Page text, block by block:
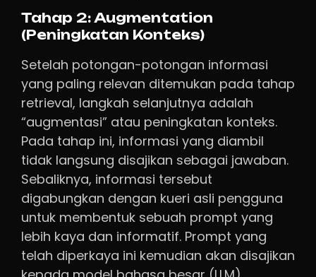
Tahap 2: Augmentation
(Peningkatan Konteks)
Setelah potongan-potongan informasi
yang paling relevan ditemukan pada tahap
retrieval, langkah selanjutnya adalah
“augmentasi” atau peningkatan konteks.
Pada tahap ini, informasi yang diambil
tidak langsung disajikan sebagai jawaban.
Sebaliknya, informasi tersebut
digabungkan dengan kueri asli pengguna
untuk membentuk sebuah prompt yang
lebih kaya dan informatif. Prompt yang
telah diperkaya ini kemudian akan disajikan